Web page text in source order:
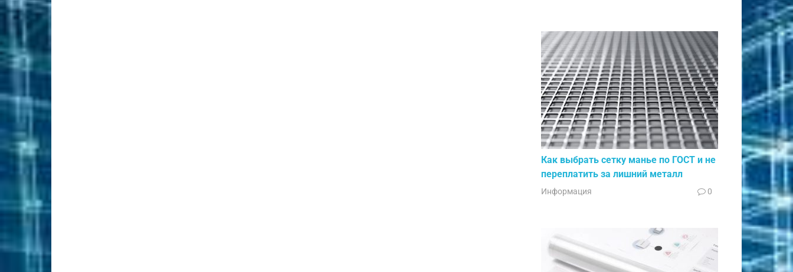
Как выбрать сетку манье по ГОСТ и не
переплатить за лишний металл
Информация 0